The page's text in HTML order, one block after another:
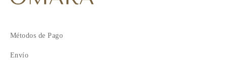
Métodos de Pago
Envío